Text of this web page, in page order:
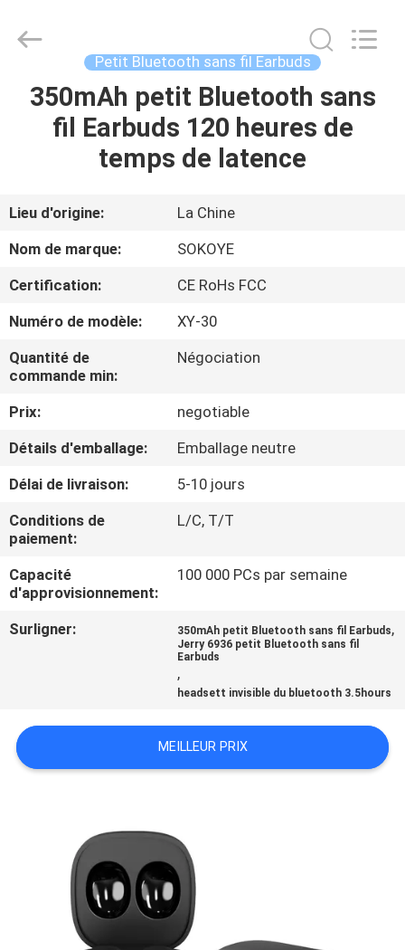
MAISON
PRODUITS
AU
SUJET
DE
VISITE
CONTRÔLE
DE
QUALITÉ
CONTACTEZ-
NOUS
PLAN
PRIVACY
POLICY
Electronic
Reserved.
Petit Bluetooth sans fil Earbuds
350mAh petit Bluetooth sans
fil Earbuds 120 heures de
temps de latence
Lieu d'origine:
La Chine
Nom de marque:
SOKOYE
Certification:
CE RoHs FCC
Numéro de modèle:
XY-30
Quantité de
commande min:
Négociation
Prix:
negotiable
Détails d'emballage:
Emballage neutre
Délai de livraison:
5-10 jours
Conditions de
paiement:
L/C, T/T
Capacité
d'approvisionnement:
100 000 PCs par semaine
Surligner: 350mAh petit Bluetooth sans fil Earbuds,
Jerry 6936 petit Bluetooth sans fil
Earbuds
,
headsett invisible du bluetooth 3.5hours
MEILLEUR PRIX